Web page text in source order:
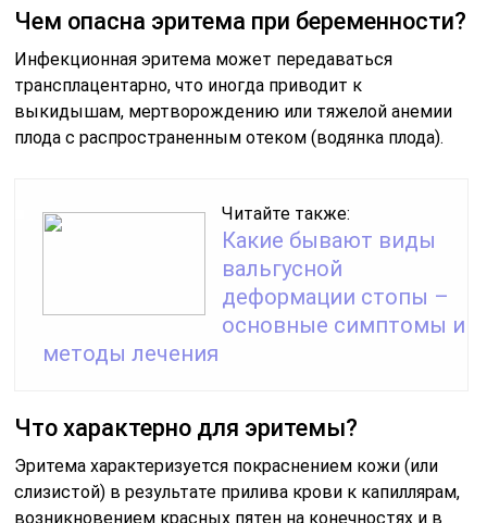
Чем опасна эритема при беременности?
Инфекционная эритема может передаваться
трансплацентарно, что иногда приводит к
выкидышам, мертворождению или тяжелой анемии
плода с распространенным отеком (водянка плода).
Читайте также:
Какие бывают виды
вальгусной
деформации стопы –
основные симптомы и
методы лечения
Что характерно для эритемы?
Эритема характеризуется покраснением кожи (или
слизистой) в результате прилива крови к капиллярам,
возникновением красных пятен на конечностях и в